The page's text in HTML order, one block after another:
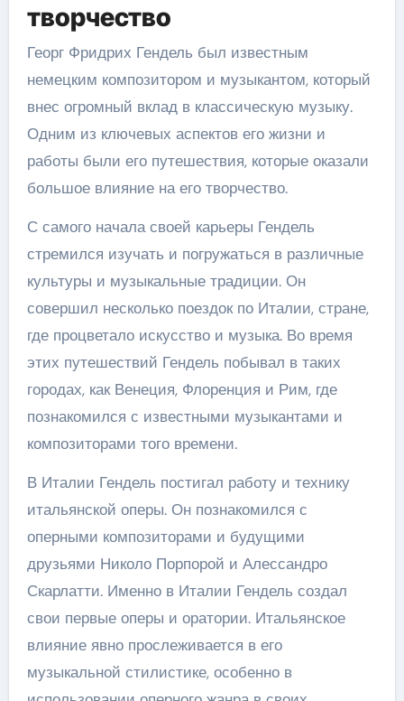
творчество
Георг Фридрих Гендель был известным
немецким композитором и музыкантом, который
внес огромный вклад в классическую музыку.
Одним из ключевых аспектов его жизни и
работы были его путешествия, которые оказали
большое влияние на его творчество.
С самого начала своей карьеры Гендель
стремился изучать и погружаться в различные
культуры и музыкальные традиции. Он
совершил несколько поездок по Италии, стране,
где процветало искусство и музыка. Во время
этих путешествий Гендель побывал в таких
городах, как Венеция, Флоренция и Рим, где
познакомился с известными музыкантами и
композиторами того времени.
В Италии Гендель постигал работу и технику
итальянской оперы. Он познакомился с
оперными композиторами и будущими
друзьями Николо Порпорой и Алессандро
Скарлатти. Именно в Италии Гендель создал
свои первые оперы и оратории. Итальянское
влияние явно прослеживается в его
музыкальной стилистике, особенно в